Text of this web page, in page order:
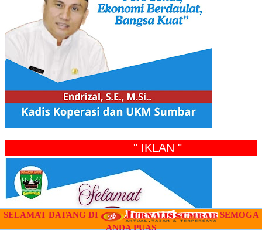
" IKLAN "
SELAMAT DATANG DI
SEMOGA
ANDA PUAS